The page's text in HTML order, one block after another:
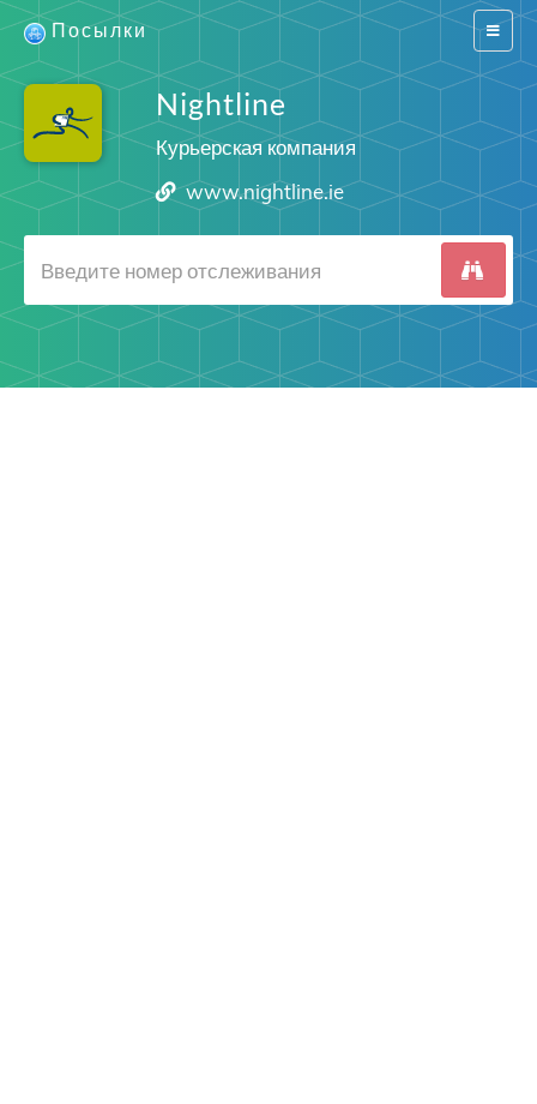
Switch
Посылки
Nightline
Курьерская компания
www.nightline.ie